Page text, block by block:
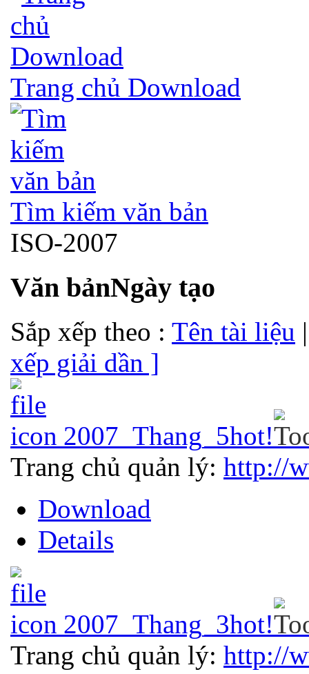
Trang chủ Download
Tìm kiếm văn bản
ISO-2007
Văn bảnNgày tạo
Sắp xếp theo : Tên tài liệu
xếp giải dần ]
2007_Thang_5hot!
Trang chủ quản lý: http://
Download
Details
2007_Thang_3hot!
Trang chủ quản lý: http://